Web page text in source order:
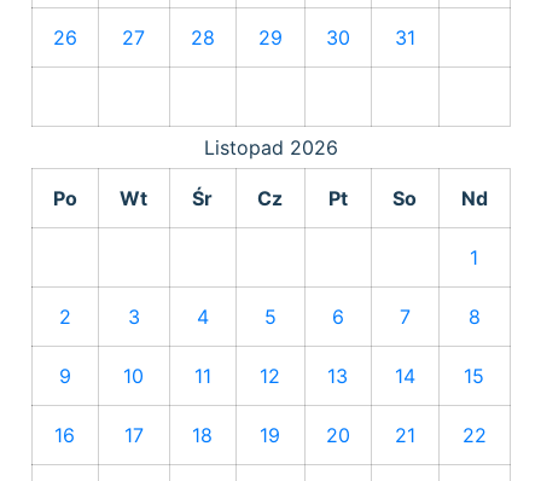
26 27 28 29 30 31
Listopad 2026
Po Wt Śr Cz Pt So Nd
1
2 3 4 5 6 7 8
9 10 11 12 13 14 15
16 17 18 19 20 21 22